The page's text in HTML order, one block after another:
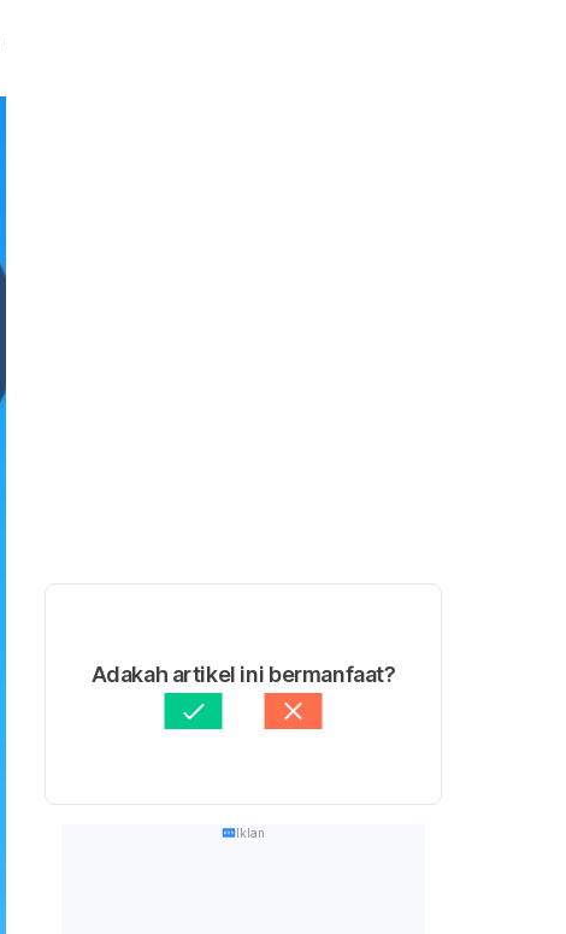
Adakah artikel ini bermanfaat?
Iklan